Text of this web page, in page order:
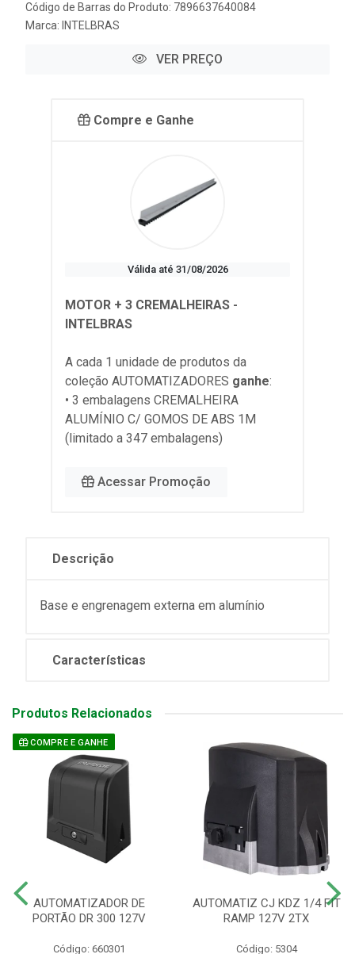
Código de Barras do Produto: 7896637640084
Marca: INTELBRAS
VER PREÇO
Compre e Ganhe
Válida até 31/08/2026
MOTOR + 3 CREMALHEIRAS -
INTELBRAS
A cada 1 unidade de produtos da
coleção AUTOMATIZADORES ganhe:
• 3 embalagens CREMALHEIRA
ALUMÍNIO C/ GOMOS DE ABS 1M
(limitado a 347 embalagens)
Acessar Promoção
Descrição
Base e engrenagem externa em alumínio
Características
Produtos Relacionados
COMPRE E GANHE
AUTOMATIZADOR DE
PORTÃO DR 300 127V
Código: 660301
AUTOMATIZ CJ KDZ 1/4 FIT
RAMP 127V 2TX
Código: 5304